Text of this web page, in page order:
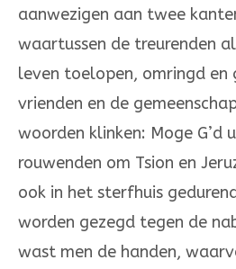
aanwezigen aan twee
waartussen de treurenden
leven toelopen, omringd en
vrienden en de
woorden klinken: Moge
rouwenden om Tsion en
ook in het sterfhuis
worden gezegd tegen de
wast men de handen,